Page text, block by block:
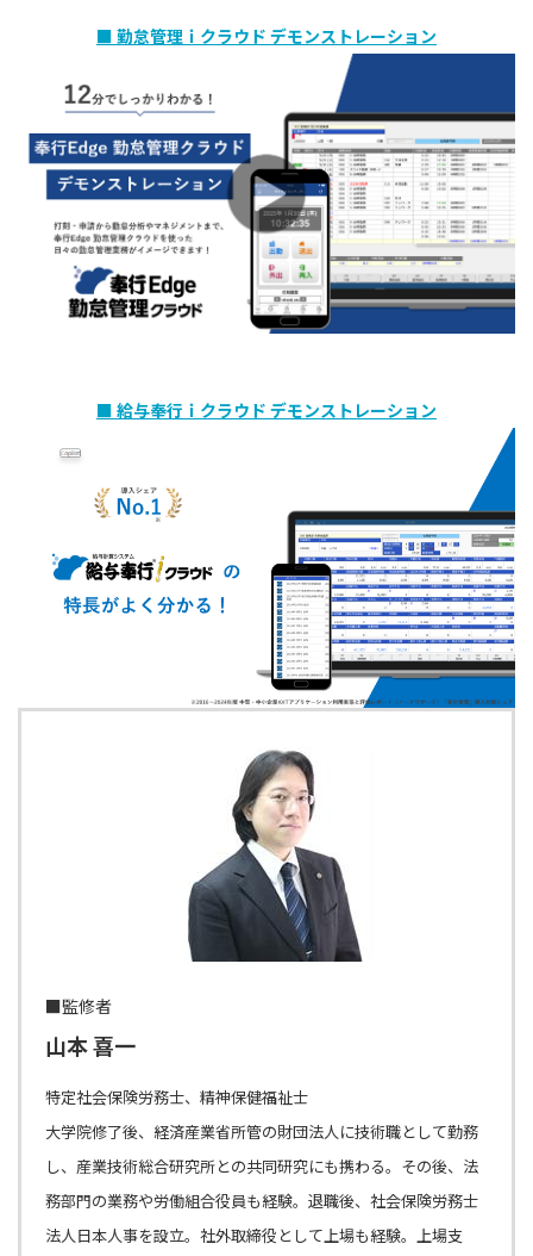
■ 勤怠管理ｉクラウド デモンストレーション
■ 給与奉行ｉクラウド デモンストレーション
■監修者
山本 喜一
特定社会保険労務士、精神保健福祉士
大学院修了後、経済産業省所管の財団法人に技術職として勤務
し、産業技術総合研究所との共同研究にも携わる。その後、法
務部門の業務や労働組合役員も経験。退職後、社会保険労務士
法人日本人事を設立。社外取締役として上場も経験。上場支